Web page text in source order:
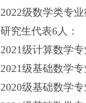
2022级数学类专
研究生代表6人：
2021级计算数学
2021级基础数学
2020级基础数学